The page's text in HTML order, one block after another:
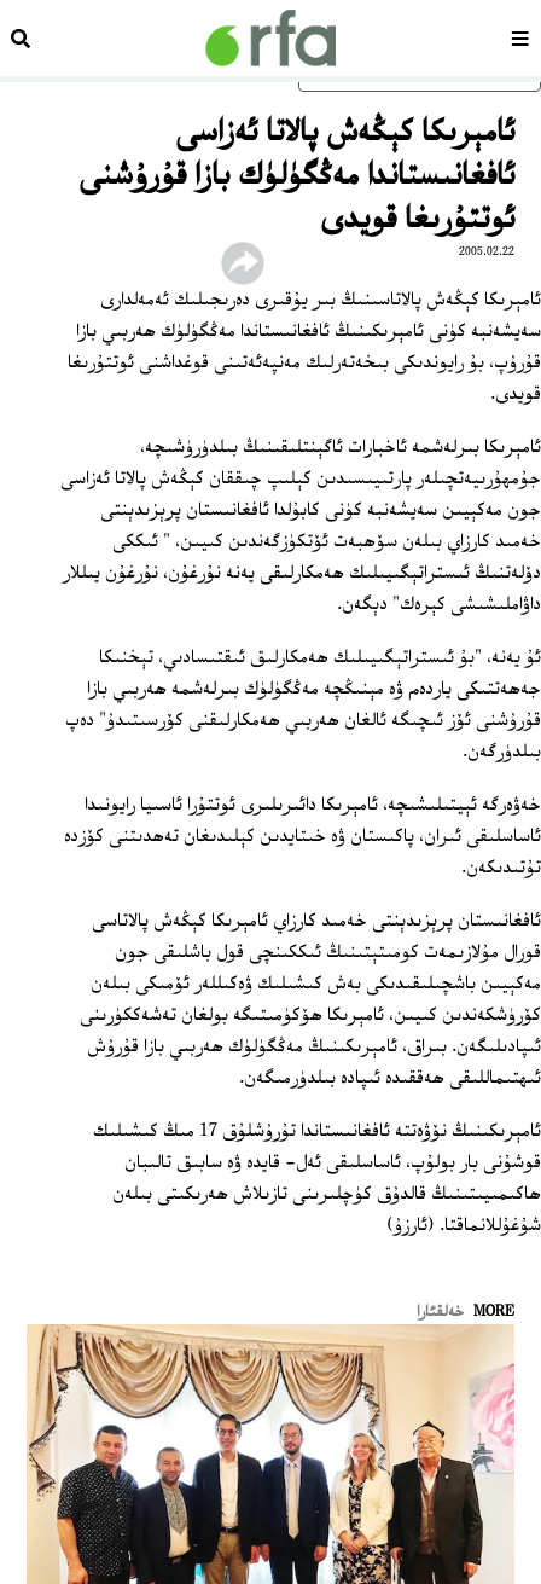
ئاساسلىق مەزمۇنغا ئاتلاڭسەھىپە
ئامېرىكا كېڭەش پالاتا ئەزاسى
ئافغانىستاندا مەڭگۈلۈك بازا قۇرۇشنى
ئوتتۇرىغا قويدى
2005.02.22
ئامېرىكا كېڭەش پالاتاسىنىڭ بىر يۇقىرى دەرىجىلىك ئەمەلدارى
سەيشەنبە كۈنى ئامېرىكىنىڭ ئافغانىستاندا مەڭگۈلۈك ھەربىي بازا
قۇرۇپ، بۇ رايوندىكى بىخەتەرلىك مەنپەئەتىنى قوغداشنى ئوتتۇرىغا
قويدى.
ئامېرىكا بىرلەشمە ئاخبارات ئاگېنتلىقىنىڭ بىلدۈرۈشىچە،
جۇمھۇرىيەتچىلەر پارتىيىسىدىن كېلىپ چىققان كېڭەش پالاتا ئەزاسى
جون مەكېيىن سەيشەنبە كۈنى كابۇلدا ئافغانىستان پرېزىدېنتى
خەمىد كارزاي بىلەن سۆھبەت ئۆتكۈزگەندىن كىيىن، " ئىككى
دۆلەتنىڭ ئىستراتېگىيىلىك ھەمكارلىقى يەنە نۇرغۇن، نۇرغۇن يىللار
داۋاملىشىشى كېرەك" دېگەن.
ئۇ يەنە، "بۇ ئىستراتېگىيىلىك ھەمكارلىق ئىقتىسادىي، تېخنىكا
جەھەتتىكى ياردەم ۋە مېنىڭچە مەڭگۈلۈك بىرلەشمە ھەربىي بازا
قۇرۇشنى ئۆز ئىچىگە ئالغان ھەربىي ھەمكارلىقنى كۆرسىتىدۇ" دەپ
بىلدۈرگەن.
خەۋەرگە ئېيتىلىشىچە، ئامېرىكا دائىرىلىرى ئوتتۇرا ئاسىيا رايونىدا
ئاساسلىقى ئىران، پاكىستان ۋە خىتايدىن كېلىدىغان تەھدىتنى كۆزدە
تۇتىدىكەن.
ئافغانىستان پرېزىدېنتى خەمىد كارزاي ئامېرىكا كېڭەش پالاتاسى
قورال مۇلازىمەت كومىتېتىنىڭ ئىككىنچى قول باشلىقى جون
مەكېيىن باشچىلىقىدىكى بەش كىشىلىك ۋەكىللەر ئۆمىكى بىلەن
كۆرۈشكەندىن كىيىن، ئامېرىكا ھۆكۈمىتىگە بولغان تەشەككۈرىنى
ئىپادىلىگەن. بىراق، ئامېرىكىنىڭ مەڭگۈلۈك ھەربىي بازا قۇرۇش
ئىھتىماللىقى ھەققىدە ئىپادە بىلدۈرمىگەن.
ئامېرىكىنىڭ نۆۋەتتە ئافغانىستاندا تۇرۇشلۇق 17 مىڭ كىشىلىك
قوشۇنى بار بولۇپ، ئاساسلىقى ئەل- قايدە ۋە سابىق تالىبان
ھاكىمىيىتىنىڭ قالدۇق كۈچلىرىنى تازىلاش ھەرىكىتى بىلەن
شۇغۇللانماقتا. (ئارزۇ)
MORE خەلقئارا